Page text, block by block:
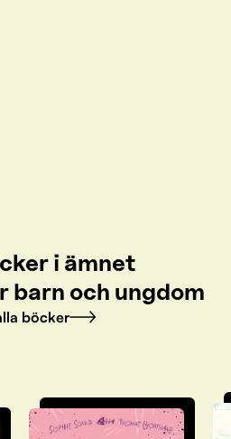
i ämnet
barn och ungdom
böcker